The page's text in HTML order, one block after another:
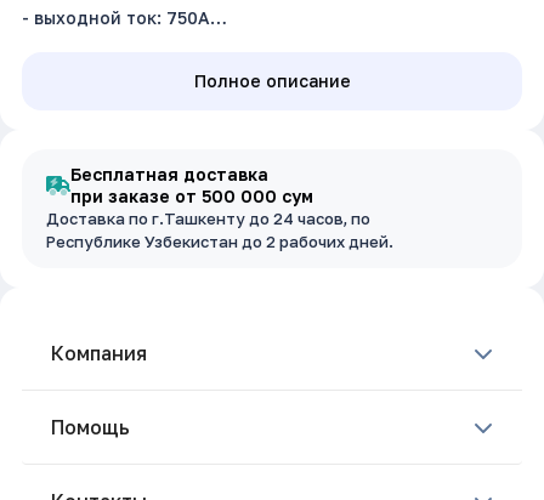
- выходной ток: 750А
Входное напряжение: 3~380В ±15%, 50/60Гц
Полное описание
Бесплатная доставка
при заказе от 500 000 сум
Доставка по г.Ташкенту до 24 часов, по
Республике Узбекистан до 2 рабочих дней.
Компания
Помощь